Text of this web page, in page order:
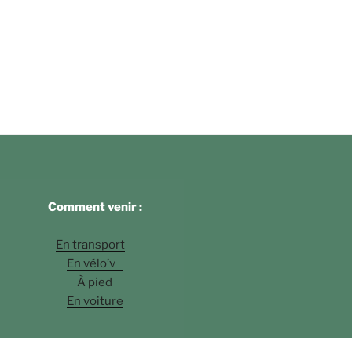
Comment venir :
En transport
En vélo’v
À pied
En voiture